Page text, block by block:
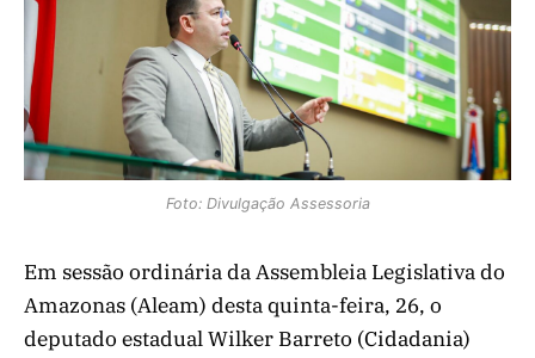
Foto: Divulgação Assessoria
Em sessão ordinária da Assembleia Legislativa do
Amazonas (Aleam) desta quinta-feira, 26, o
deputado estadual Wilker Barreto (Cidadania)